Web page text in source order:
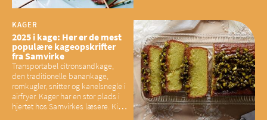
KAGER
2025 i kage: Her er de mest
populære kageopskrifter
fra Samvirke
Transportabel citronsandkage,
den traditionelle banankage,
romkugler, snitter og kanelsnegle i
airfryer. Kager har en stor plads i
hjertet hos Samvirkes læsere. Kig